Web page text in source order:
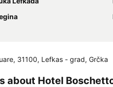
31100, Lefkas - grad, Grčka
about Hotel